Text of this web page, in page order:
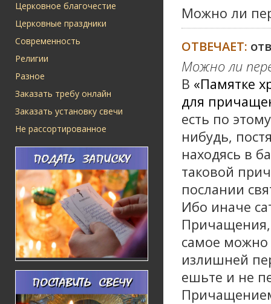
Церковное благочестие
Церковные праздники
Современность
Религии
Разное
Заказать требу онлайн
Заказать установку свечи
Не рассортированное
Можно ли
ОТВЕЧАЕТ:
Можно ли
В «Памятке
для
есть по
нибудь,
находясь в
таковой
послании
Ибо иначе
Причащения,
самое можно
излишней
ешьте и не